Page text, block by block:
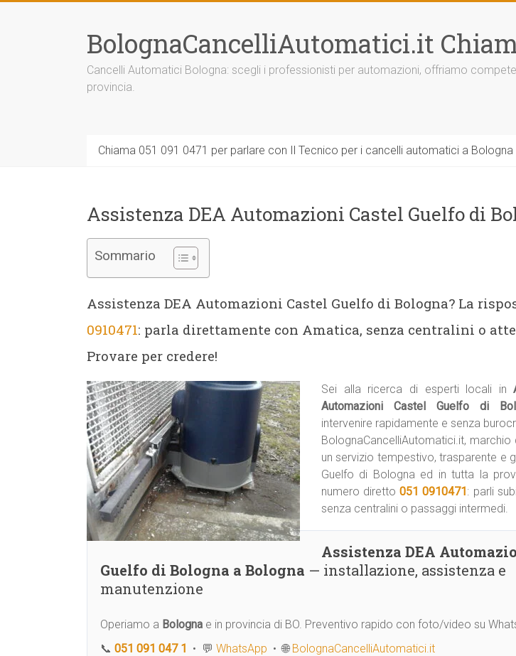
BolognaCancelliAutomatici.it
Cancelli Automatici Bologna: scegli i professionisti per automazioni, offriamo
provincia.
Chiama 051 091 0471 per parlare con Il Tecnico per i cancelli automatici a Bologna
Assistenza DEA Automazioni Castel Guelfo di
Sommario
Assistenza DEA Automazioni Castel Guelfo di Bologna? La
0910471: parla direttamente con Amatica, senza centralini o
Provare per credere!
Sei alla ricerca di esperti locali in
Automazioni Castel Guelfo di
intervenire rapidamente e senza
BolognaCancelliAutomatici.it,
un servizio tempestivo, trasparente e
Guelfo di Bologna ed in tutta la
numero diretto051 0910471: parli
senza centralini o passaggi intermedi.
Assistenza DEA
Guelfo di Bologna a Bologna — installazione, assistenza e
manutenzione
Operiamo a Bologna e in provincia di BO. Preventivo rapido con foto/video su
📞 051 091 047 1 • 💬 WhatsApp • 🌐 BolognaCancelliAutomatici.it